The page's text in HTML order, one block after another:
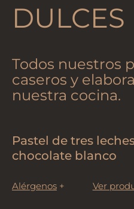
DULCES
Todos nuestros
caseros y
nuestra cocina.
Pastel de tres
chocolate blanco
Alérgenos + Ver